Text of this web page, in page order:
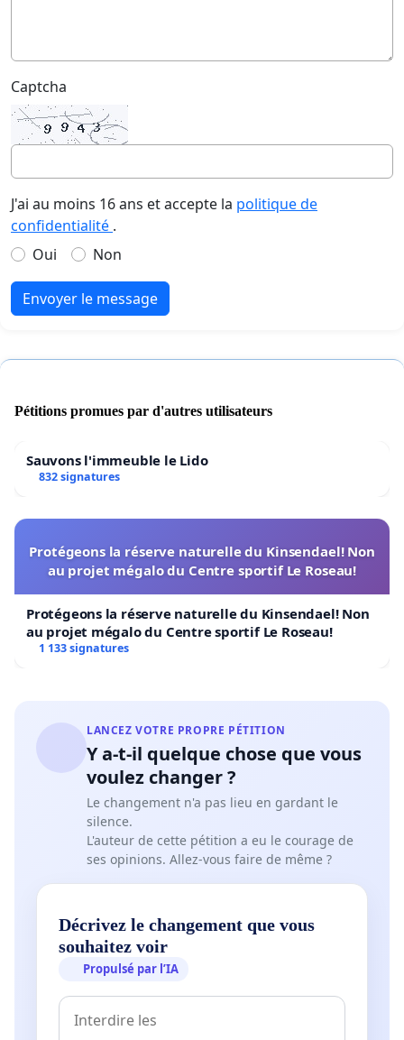
Captcha
J'ai au moins 16 ans et accepte la politique de
confidentialité .
Oui
Non
Envoyer le message
Pétitions promues par d'autres utilisateurs
Sauvons l'immeuble le Lido
832 signatures
Protégeons la réserve naturelle du Kinsendael! Non
au projet mégalo du Centre sportif Le Roseau!
Protégeons la réserve naturelle du Kinsendael! Non
au projet mégalo du Centre sportif Le Roseau!
1 133 signatures
LANCEZ VOTRE PROPRE PÉTITION
Y a-t-il quelque chose que vous
voulez changer ?
Le changement n'a pas lieu en gardant le
silence.
L'auteur de cette pétition a eu le courage de
ses opinions. Allez-vous faire de même ?
Décrivez le changement que vous
souhaitez voir
Propulsé par l’IA